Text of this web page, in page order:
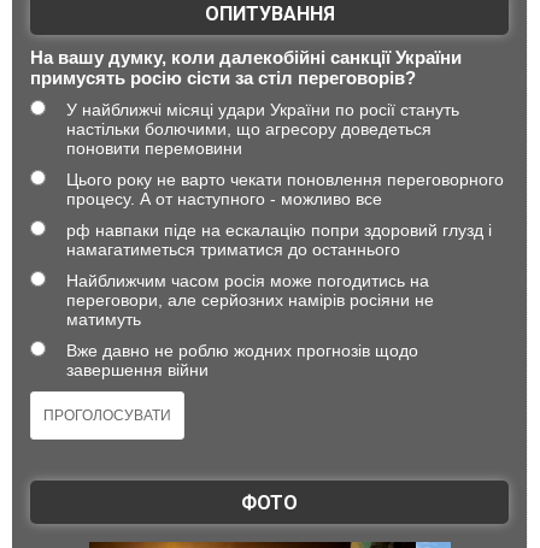
ОПИТУВАННЯ
На вашу думку, коли далекобійні санкції України
примусять росію сісти за стіл переговорів?
У найближчі місяці удари України по росії стануть
настільки болючими, що агресору доведеться
поновити перемовини
Цього року не варто чекати поновлення переговорного
процесу. А от наступного - можливо все
рф навпаки піде на ескалацію попри здоровий глузд і
намагатиметься триматися до останнього
Найближчим часом росія може погодитись на
переговори, але серйозних намірів росіяни не
матимуть
Вже давно не роблю жодних прогнозів щодо
завершення війни
ФОТО